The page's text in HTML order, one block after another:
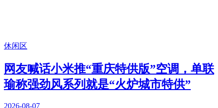
休闲区
网友喊话小米推“重庆特供版”空调，单联
瑜称强劲风系列就是“火炉城市特供”
2026-08-07